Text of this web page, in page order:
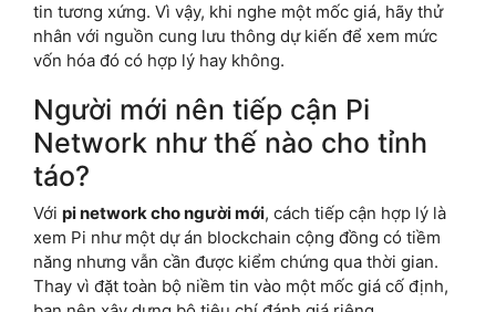
tin tương xứng. Vì vậy, khi nghe một mốc giá, hãy thử
nhân với nguồn cung lưu thông dự kiến để xem mức
vốn hóa đó có hợp lý hay không.
Người mới nên tiếp cận Pi
Network như thế nào cho tỉnh
táo?
Với pi network cho người mới, cách tiếp cận hợp lý là
xem Pi như một dự án blockchain cộng đồng có tiềm
năng nhưng vẫn cần được kiểm chứng qua thời gian.
Thay vì đặt toàn bộ niềm tin vào một mốc giá cố định,